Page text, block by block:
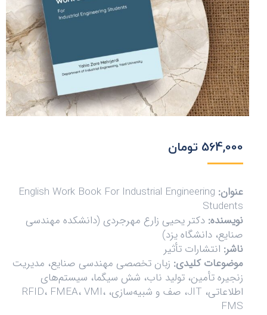
564,000 تومان
عنوان: English Work Book For Industrial Engineering
Students
نویسنده: دکتر یحیی زارع مهرجردی (دانشکده مهندسی
صنایع، دانشگاه یزد)
ناشر: انتشارات تأثیر
موضوعات کلیدی: زبان تخصصی مهندسی صنایع، مدیریت
زنجیره تأمین، تولید ناب، شش سیگما، سیستم‌های
اطلاعاتی، JIT، صف و شبیه‌سازی، RFID، FMEA، VMI،
FMS